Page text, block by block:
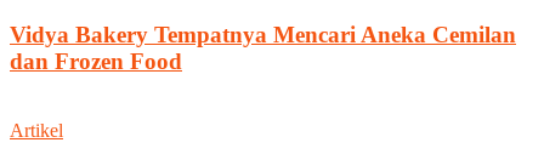
Vidya Bakery Tempatnya Mencari Aneka Cemilan
dan Frozen Food
Artikel